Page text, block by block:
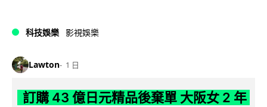
科技娛樂 影視娛樂
Lawton 1 日
訂購 43 億日元精品後棄單 大阪女 2 年